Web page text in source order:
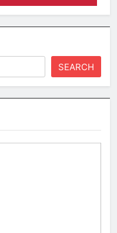
SEARCH